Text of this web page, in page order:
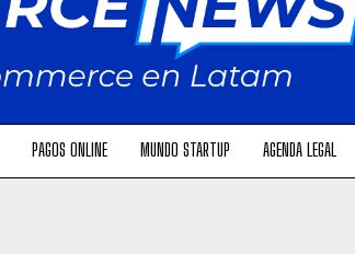
PAGOS ONLINE MUNDO STARTUP AGENDA LEGAL